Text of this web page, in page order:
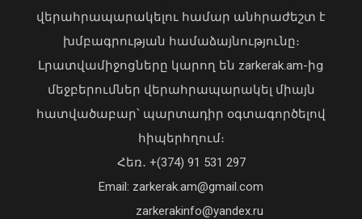
Փրկարարները հայտանաբերել են
մոլորված զբոսաշրջիկներին
07 Օգոստոս, 2026 21:03
Վարչապետ Փաշինյանն այցելել է
«ԷԼԵՎԵՅԹ ԷՅԱՅ» արհեստական
բանականության գործարան
վերահրապարակելու համար անհրաժեշտ է
խմբագրության համաձայնությունը։
Լրատվամիջոցները կարող են zarkerak.am-ից
մեջբերումներ վերահրապարակել միայն
հատվածաբար՝ պարտադիր օգտագործելով
հիպերհղում։
Հեռ․ +(374) 91 531 297
Email: zarkerak.am@gmail.com
zarkerakinfo@yandex.ru